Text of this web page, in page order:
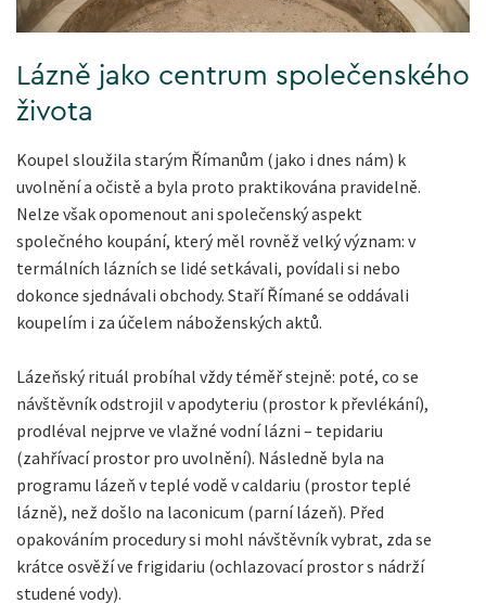
Lázně jako centrum společenského
života
Koupel sloužila starým Římanům (jako i dnes nám) k
uvolnění a očistě a byla proto praktikována pravidelně.
Nelze však opomenout ani společenský aspekt
společného koupání, který měl rovněž velký význam: v
termálních lázních se lidé setkávali, povídali si nebo
dokonce sjednávali obchody. Staří Římané se oddávali
koupelím i za účelem náboženských aktů.
Lázeňský rituál probíhal vždy téměř stejně: poté, co se
návštěvník odstrojil v apodyteriu (prostor k převlékání),
prodléval nejprve ve vlažné vodní lázni – tepidariu
(zahřívací prostor pro uvolnění). Následně byla na
programu lázeň v teplé vodě v caldariu (prostor teplé
lázně), než došlo na laconicum (parní lázeň). Před
opakováním procedury si mohl návštěvník vybrat, zda se
krátce osvěží ve frigidariu (ochlazovací prostor s nádrží
studené vody).